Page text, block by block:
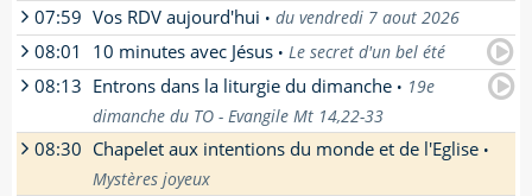
[En savoir plus]
La réécoute n'est pas encore disponible pour
cette émission.
[En savoir plus]
07:59 Vos RDV aujourd'hui • du vendredi 7 aout 2026
parOlivier-
[En savoir plus
08:01 10 minutes avec Jésus • Le secret d'un bel été
parUn prêtre de l'opus Dei- La réécoute n'est
pas encore disponible pour cette émission.
[En savoir plus]
08:13 Entrons dans la liturgie du dimanche • 19e
dimanche du TO - Evangile Mt 14,22-33
parFrançoise Breynaert - La réécoute n'est
pas encore disponible pour cette émission.
08:30 Chapelet aux intentions du monde et de l'Eglise •
Mystères joyeux